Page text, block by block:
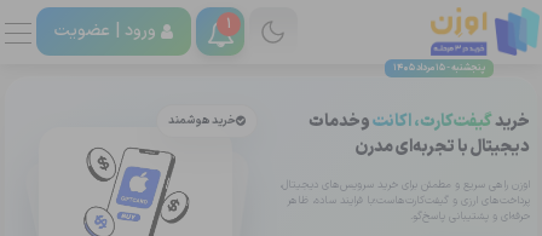
پنجشنبه - 15 مرداد 1405
1 ورود | عضویت
خریدگیفت‌کارت، اکانتوخدمات
دیجیتال با تجربه‌ای مدرن
اوزن راهی سریع و مطمئن برای خرید سرویس‌های دیجیتال،
پرداخت‌های ارزی و گیفت‌کارت‌هاست؛با فرایند ساده، ظاهر
حرفه‌ای و پشتیبانی پاسخ‌گو.
خرید هوشمند